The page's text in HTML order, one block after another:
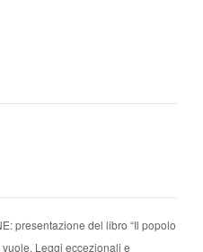
presentazione del libro “Il popolo
Leggi eccezionali e